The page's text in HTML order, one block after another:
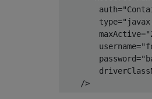
auth=
type=
maxActive=
username=
password=
/>